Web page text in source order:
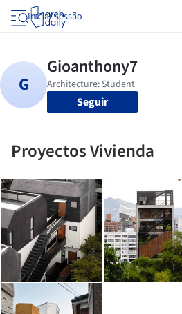
Iniciar sessão
Seguir
Proyectos Vivienda